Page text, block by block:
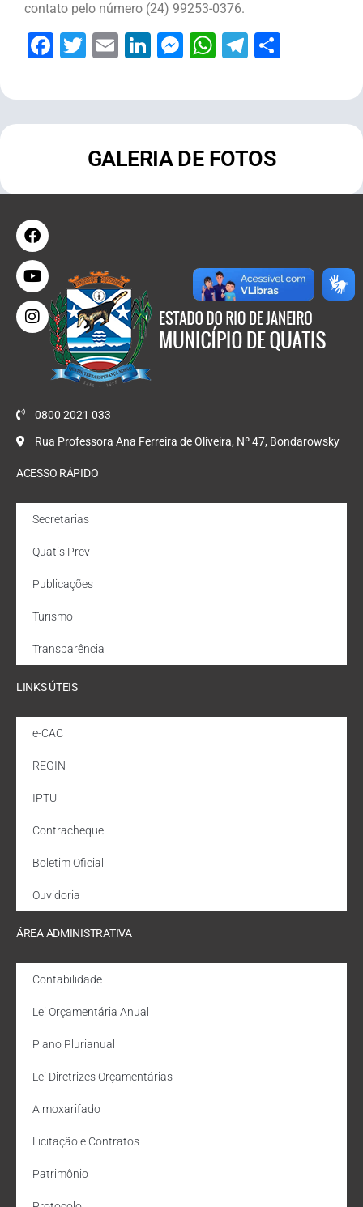
contato pelo número (24) 99253-0376.
Facebook
Twitter
EmailLinkedIn
Messenger
WhatsApp
Telegram
GALERIA DE FOTOS
0800 2021 033
Rua Professora Ana Ferreira de Oliveira, Nº 47, Bondarowsky
ACESSO RÁPIDO
Secretarias
Quatis Prev
Publicações
Turismo
Transparência
LINKS ÚTEIS
e-CAC
REGIN
IPTU
Contracheque
Boletim Oficial
Ouvidoria
ÁREA ADMINISTRATIVA
Contabilidade
Lei Orçamentária Anual
Plano Plurianual
Lei Diretrizes Orçamentárias
Almoxarifado
Licitação e Contratos
Patrimônio